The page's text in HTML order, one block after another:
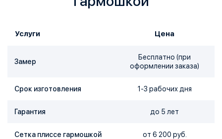
Услуги Цена
Замер
Бесплатно (при
оформлении заказа)
Срок изготовления 1-3 рабочих дня
Гарантия до 5 лет
Сетка плиссе гармошкой от 6 200 руб.